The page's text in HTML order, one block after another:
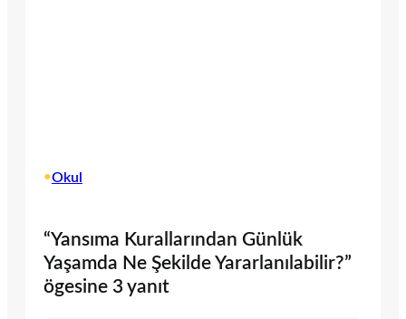
•Okul
“Yansıma Kurallarından Günlük
Yaşamda Ne Şekilde Yararlanılabilir?”
ögesine 3 yanıt